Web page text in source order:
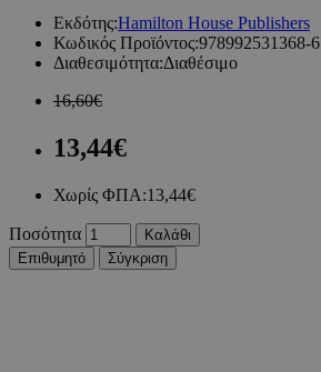
Εκδότης:Hamilton House Publishers
Κωδικός Προϊόντος:978992531368-6
Διαθεσιμότητα:Διαθέσιμο
16,60€
13,44€
Χωρίς ΦΠΑ:13,44€
Ποσότητα
Καλάθι
Επιθυμητό
Σύγκριση